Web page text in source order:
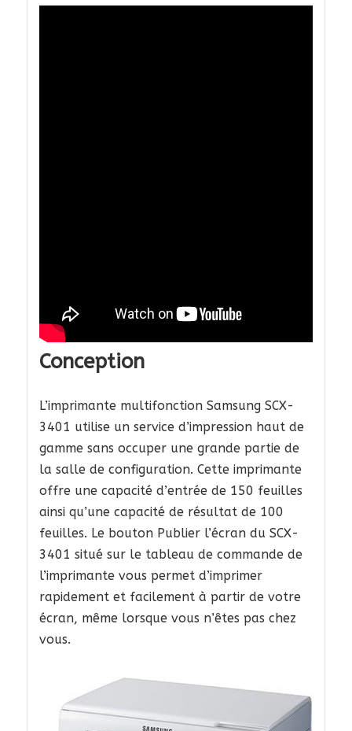
Conception
L’imprimante multifonction Samsung SCX-
3401 utilise un service d’impression haut de
gamme sans occuper une grande partie de
la salle de configuration. Cette imprimante
offre une capacité d’entrée de 150 feuilles
ainsi qu’une capacité de résultat de 100
feuilles. Le bouton Publier l’écran du SCX-
3401 situé sur le tableau de commande de
l’imprimante vous permet d’imprimer
rapidement et facilement à partir de votre
écran, même lorsque vous n’êtes pas chez
vous.